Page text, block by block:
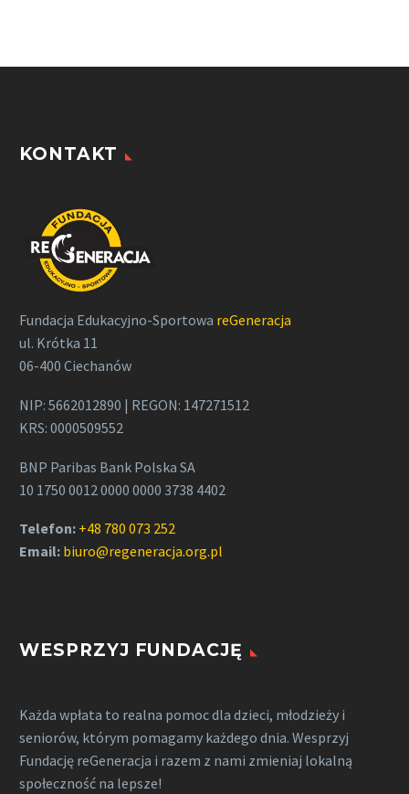
KONTAKT
Fundacja Edukacyjno-Sportowa reGeneracja
ul. Krótka 11
06-400 Ciechanów
NIP: 5662012890 | REGON: 147271512
KRS: 0000509552
BNP Paribas Bank Polska SA
10 1750 0012 0000 0000 3738 4402
Telefon: +48 780 073 252
Email: biuro@regeneracja.org.pl
WESPRZYJ FUNDACJĘ
Każda wpłata to realna pomoc dla dzieci, młodzieży i
seniorów, którym pomagamy każdego dnia. Wesprzyj
Fundację reGeneracja i razem z nami zmieniaj lokalną
społeczność na lepsze!